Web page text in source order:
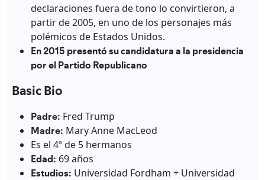
declaraciones fuera de tono lo convirtieron, a
partir de 2005, en uno de los personajes más
polémicos de Estados Unidos.
En 2015 presentó su candidatura a la presidencia
por el Partido Republicano
Basic Bio
Padre: Fred Trump
Madre: Mary Anne MacLeod
Es el 4º de 5 hermanos
Edad: 69 años
Estudios: Universidad Fordham + Universidad